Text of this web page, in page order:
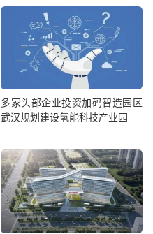
多家头部企业投资加码智造园区
武汉规划建设氢能科技产业园